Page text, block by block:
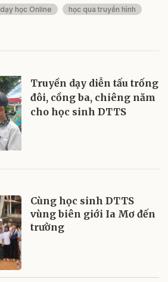
dạy học Online
học qua truyền hình
Truyền dạy diễn tấu trống
đôi, cồng ba, chiêng năm
cho học sinh DTTS
Cùng học sinh DTTS
vùng biên giới Ia Mơ đến
trường